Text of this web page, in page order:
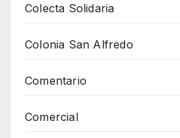
Colecta Solidaria
Colonia San Alfredo
Comentario
Comercial